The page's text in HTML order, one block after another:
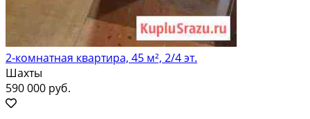
2-комнатная квартира, 45 м², 2/4 эт.
Шахты
590 000 руб.